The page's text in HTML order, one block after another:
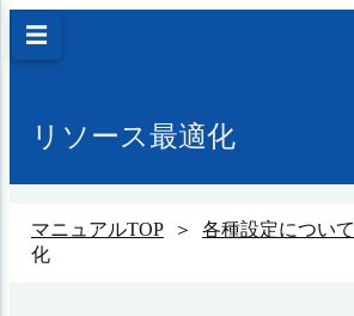
☰
リソース最適化
マニュアルTOP ＞ 各種設定について
化